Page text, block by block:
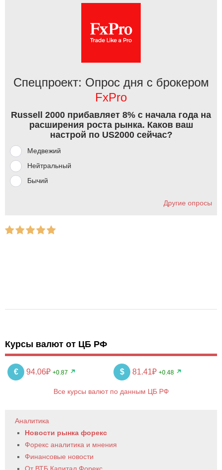
Спецпроект: Опрос дня с брокером
FxPro
Russell 2000 прибавляет 8% с начала года на
расширения роста рынка. Каков ваш
настрой по US2000 сейчас?
Медвежий
Нейтральный
Бычий
Другие опросы
Курсы валют от ЦБ РФ
€ 94.06₽ +0.87 $ 81.41₽ +0.48
Все курсы валют по данным ЦБ РФ
Аналитика
Новости рынка форекс
Форекс аналитика и мнения
Финансовые новости
От ВТБ Капитал Форекс